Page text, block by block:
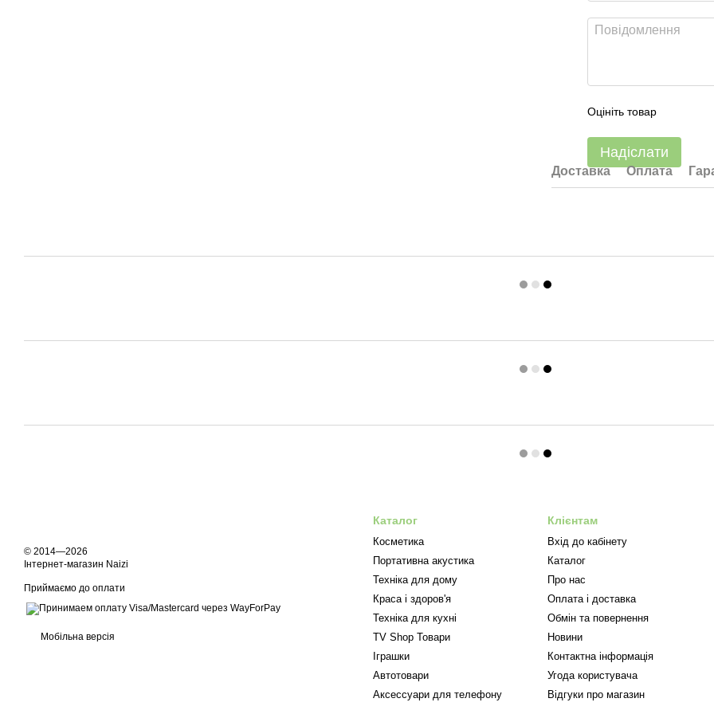
Оцініть товар
Надіслати
Доставка Оплата
© 2014—2026
Інтернет-магазин Naizi
Приймаємо до оплати
Мобільна версія
Каталог
Косметика
Портативна акустика
Техніка для дому
Краса і здоров'я
Техніка для кухні
TV Shop Товари
Іграшки
Автотовари
Аксессуари для телефону
Клієнтам
Вхід до кабінету
Каталог
Про нас
Оплата і доставка
Обмін та повернення
Новини
Контактна інформація
Угода користувача
Відгуки про магазин